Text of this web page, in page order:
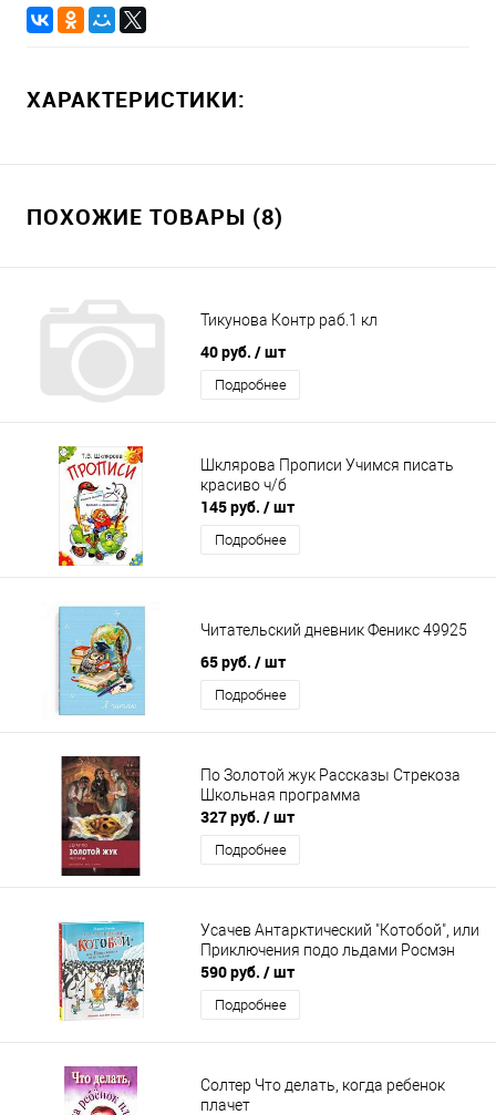
ХАРАКТЕРИСТИКИ:
ПОХОЖИЕ ТОВАРЫ (8)
Тикунова Контр раб.1 кл
40 руб. / шт
Подробнее
Шклярова Прописи Учимся писать
красиво ч/б
145 руб. / шт
Подробнее
Читательский дневник Феникс 49925
65 руб. / шт
Подробнее
По Золотой жук Рассказы Стрекоза
Школьная программа
327 руб. / шт
Подробнее
Усачев Антарктический "Котобой", или
Приключения подо льдами Росмэн
590 руб. / шт
Подробнее
Солтер Что делать, когда ребенок
плачет